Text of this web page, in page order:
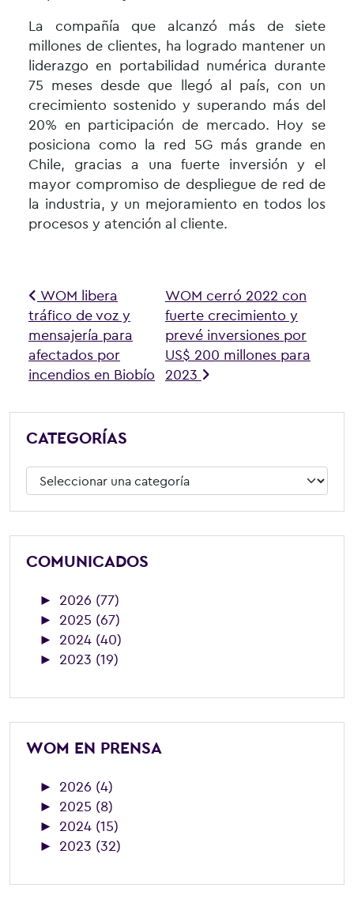
La compañía que alcanzó más de siete
millones de clientes, ha logrado mantener un
liderazgo en portabilidad numérica durante
75 meses desde que llegó al país, con un
crecimiento sostenido y superando más del
20% en participación de mercado. Hoy se
posiciona como la red 5G más grande en
Chile, gracias a una fuerte inversión y el
mayor compromiso de despliegue de red de
la industria, y un mejoramiento en todos los
procesos y atención al cliente.
Navegación de entradas
WOM libera
tráfico de voz y
mensajería para
afectados por
incendios en Biobío
WOM cerró 2022 con
fuerte crecimiento y
prevé inversiones por
US$ 200 millones para
2023
CATEGORÍAS
Categorías
COMUNICADOS
► 2026 (77)
► 2025 (67)
► 2024 (40)
► 2023 (19)
WOM EN PRENSA
► 2026 (4)
► 2025 (8)
► 2024 (15)
► 2023 (32)